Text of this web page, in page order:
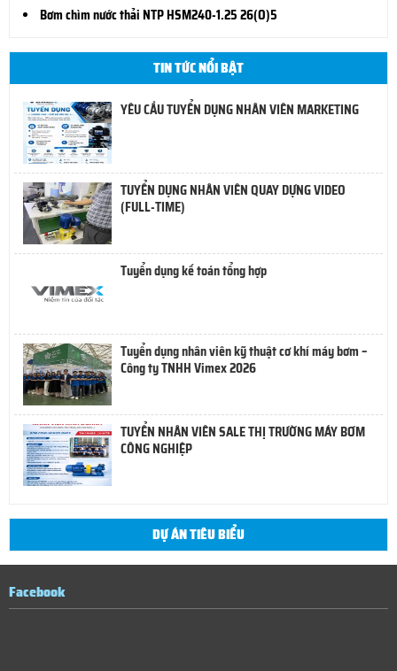
Bơm chìm nước thải NTP HSM240-1.25 26(O)5
TIN TỨC NỔI BẬT
YÊU CẦU TUYỂN DỤNG NHÂN VIÊN MARKETING
TUYỂN DỤNG NHÂN VIÊN QUAY DỰNG VIDEO
(FULL-TIME)
Tuyển dụng kế toán tổng hợp
Tuyển dụng nhân viên kỹ thuật cơ khí máy bơm –
Công ty TNHH Vimex 2026
TUYỂN NHÂN VIÊN SALE THỊ TRƯỜNG MÁY BƠM
CÔNG NGHIỆP
DỰ ÁN TIÊU BIỂU
Facebook